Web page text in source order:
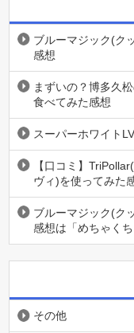
ブルーマジック(ク
感想
まずいの？博多久
食べてみた感想
スーパーホワイト
【口コミ】
ヴィ)を使ってみた
ブルーマジック(ク
感想は「めちゃくち
その他